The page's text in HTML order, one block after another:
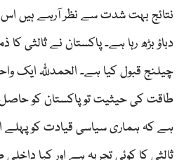
نتائج بہت شدت سے نظر آرہے ہیں اس
دباؤ بڑھ رہا ہے۔ پاکستان نے ثالثی کا
چیلنج قبول کیا ہے۔ الحمدللّٰہ ایک
طاقت کی حیثیت تو پاکستان کو حاصل
ہے کہ ہماری سیاسی قیادت کو پہلے
ثالثی کا کوئی تجربہ ہے اور کیا داخلی